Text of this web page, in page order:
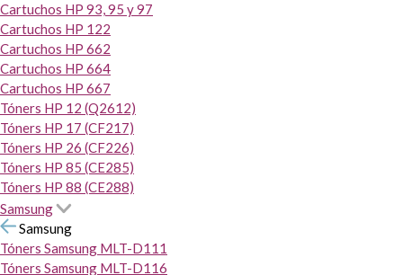
Cartuchos HP 93, 95 y 97
Cartuchos HP 122
Cartuchos HP 662
Cartuchos HP 664
Cartuchos HP 667
Tóners HP 12 (Q2612)
Tóners HP 17 (CF217)
Tóners HP 26 (CF226)
Tóners HP 85 (CE285)
Tóners HP 88 (CE288)
Samsung
Samsung
Tóners Samsung MLT-D111
Tóners Samsung MLT-D116